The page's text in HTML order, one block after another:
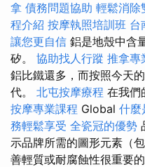
拿 債務問題協助 輕鬆消除
程介紹 按摩執照培訓班 台
讓您更自信 鋁是地殼中含
矽。 協助找人行蹤 推拿專
鋁比鐵還多，而按照今天
代。 北屯按摩療程 在我們
按摩專業課程 Global 什麼
務輕鬆享受 全瓷冠的優勢
示品牌所需的圖形元素（
善輕質或耐腐蝕性很重要